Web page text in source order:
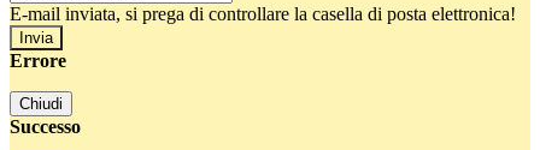
E-mail inviata, si prega di controllare la casella di posta elettronica!
Errore
Chiudi
Successo